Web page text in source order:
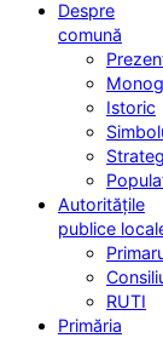
Despre
comună
Istoric
Autoritățile
publice
RUTI
Primăria